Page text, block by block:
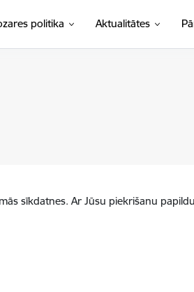
politika Aktualitātes
sīkdatnes. Ar Jūsu piekrišanu